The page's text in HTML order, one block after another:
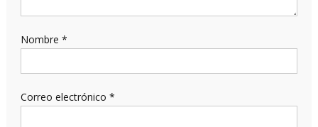
Nombre *
Correo electrónico *